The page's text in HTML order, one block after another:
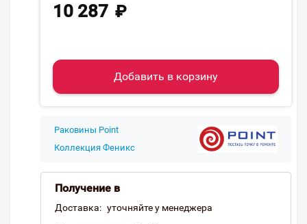
10 287 ₽
Добавить в корзину
Раковины Point
Коллекция Феникс
Получение в
Доставка: уточняйте у менеджера